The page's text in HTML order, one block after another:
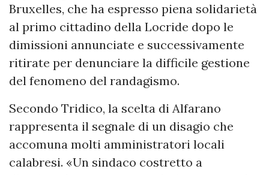
Bruxelles, che ha espresso piena solidarietà
al primo cittadino della Locride dopo le
dimissioni annunciate e successivamente
ritirate per denunciare la difficile gestione
del fenomeno del randagismo.
Secondo Tridico, la scelta di Alfarano
rappresenta il segnale di un disagio che
accomuna molti amministratori locali
calabresi. «Un sindaco costretto a